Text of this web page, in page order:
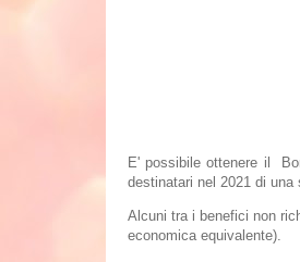
E' possibile ottenere il
destinatari nel 2021 di
Alcuni tra i benefici non
economica equivalente).